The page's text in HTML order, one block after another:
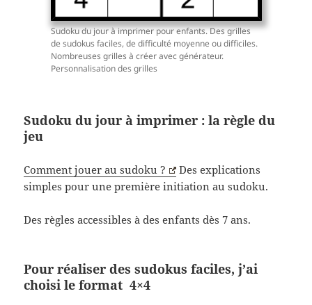
Sudoku du jour à imprimer pour enfants. Des grilles
de sudokus faciles, de difficulté moyenne ou difficiles.
Nombreuses grilles à créer avec générateur.
Personnalisation des grilles
Sudoku du jour à imprimer : la règle du
jeu
Comment jouer au sudoku ?
Des explications
simples pour une première initiation au sudoku.
Des règles accessibles à des enfants dès 7 ans.
Pour réaliser des sudokus faciles, j’ai
choisi le format 4×4